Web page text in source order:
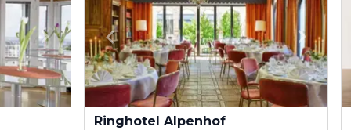
Ringhotel Alpenhof